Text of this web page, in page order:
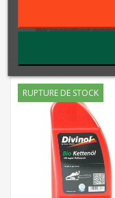
Ajouter au
RUPTURE DE STOCK